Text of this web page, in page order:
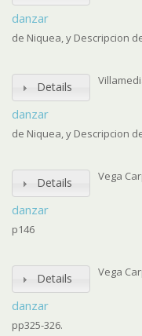
danzar
de Niquea, y Descripcion
Details
danzar
de Niquea, y Descripcion
Details
danzar
Vega
p146
Details
danzar
Vega
pp325-326.